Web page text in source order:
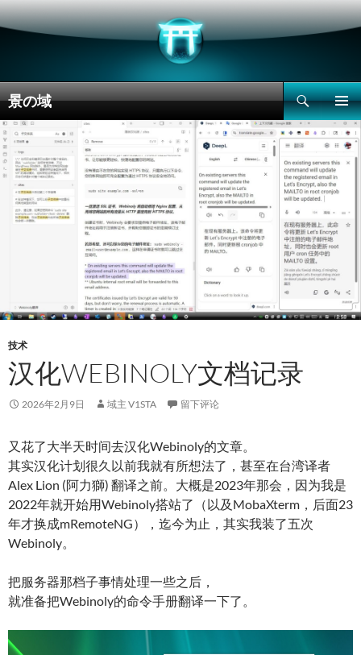
景の域
搜
索
主菜单
至
正
文
技术
汉化WEBINOLY文档记录
2026年2月9日 域主 V1STA 留下评论
又花了大半天时间去汉化Webinoly的文章。
其实汉化计划很久以前我就有所想法了，甚至在台湾译者
Alex Lion (阿力獅) 翻译之前。大概是2023年那会，因为我是
2022年就开始用Webinoly搭站了（以及MobaXterm，后面23
年才换成mRemoteNG），迄今为止，其实我装了五次
Webinoly。
把服务器那档子事情处理一些之后，
就准备把Webinoly的命令手册翻译一下了。